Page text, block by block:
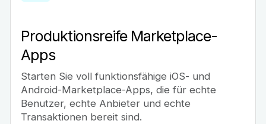
Produktionsreife Marketplace-
Apps
Starten Sie voll funktionsfähige iOS- und
Android-Marketplace-Apps, die für echte
Benutzer, echte Anbieter und echte
Transaktionen bereit sind.